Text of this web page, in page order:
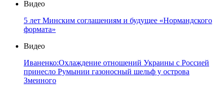
Видео
5 лет Минским соглашениям и будущее «Нормандского
формата»
Видео
Иваненко:Охлаждение отношений Украины с Россией
принесло Румынии газоносный шельф у острова
Змеиного